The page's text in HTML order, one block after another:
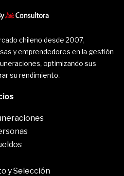
chileno desde 2007,
y emprendedores en la gestión
optimizando sus
su rendimiento.
y Selección